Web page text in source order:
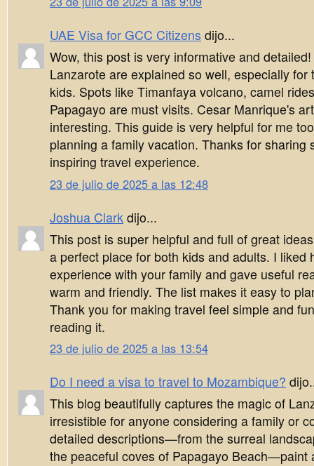
UAE Visa for GCC Citizens dijo...
Wow, this post is very informative and
Lanzarote are explained so well, especially for
kids. Spots like Timanfaya volcano, camel
Papagayo are must visits. Cesar Manrique's
interesting. This guide is very helpful for me
planning a family vacation. Thanks for sharing
inspiring travel experience.
23 de julio de 2025 a las 12:48
Joshua Clark dijo...
This post is super helpful and full of great
a perfect place for both kids and adults. I liked
experience with your family and gave useful
warm and friendly. The list makes it easy to
Thank you for making travel feel simple and
reading it.
23 de julio de 2025 a las 13:54
Do I need a visa to travel to Mozambique?
This blog beautifully captures the magic of
irresistible for anyone considering a family or
detailed descriptions—from the surreal
the peaceful coves of Papagayo Beach—paint